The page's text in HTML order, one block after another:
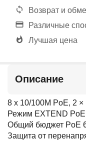
Возврат и
Различные
Лучшая цена
Описание
8 x 10/100M PoE, 2 ×
Режим EXTEND
Общий бюджет PoE
Защита от